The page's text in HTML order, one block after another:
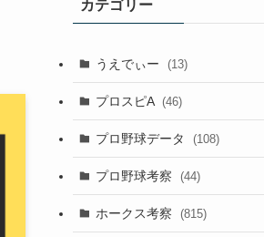
カテゴリー
うえでぃー (13)
プロスピA (46)
プロ野球データ (108)
プロ野球考察 (44)
ホークス考察 (815)